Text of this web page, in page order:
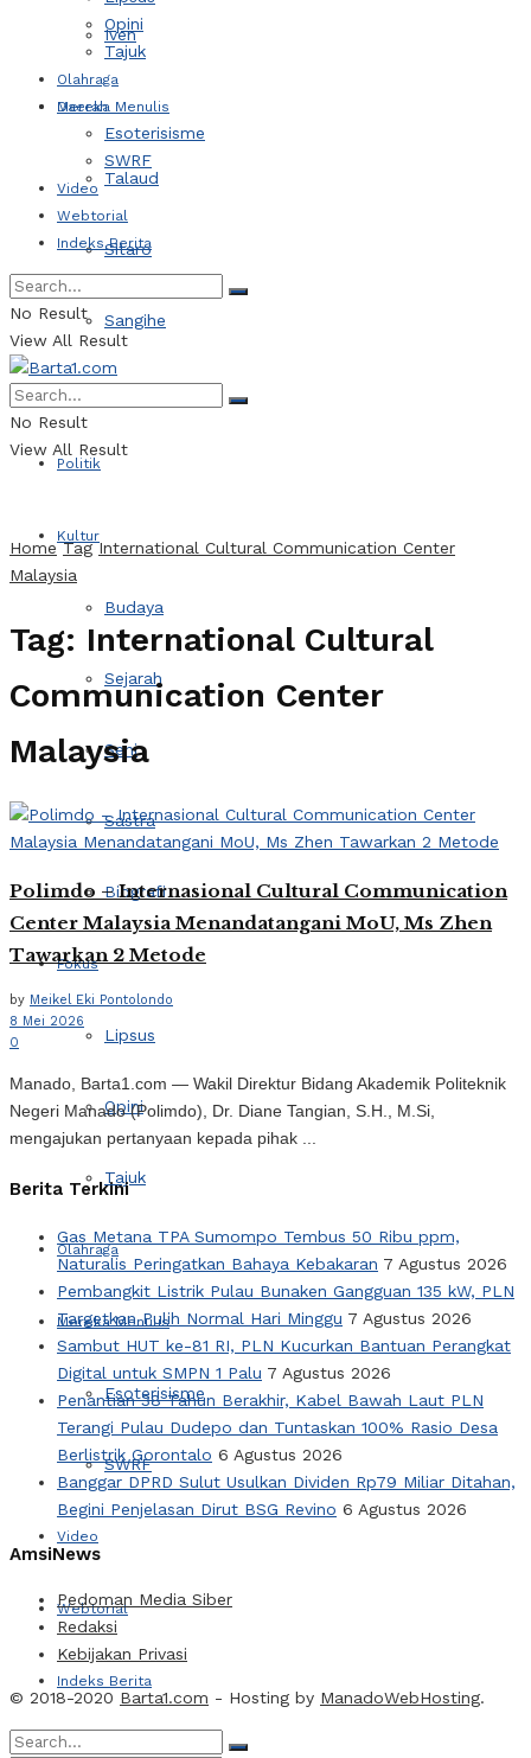
Iven
Daerah
Talaud
Sitaro
Sangihe
Politik
Kultur
Budaya
Sejarah
Seni
Sastra
Biografi
Fokus
Lipsus
Opini
Tajuk
Olahraga
Mereka Menulis
Esoterisisme
SWRF
Video
Webtorial
Indeks Berita
Opini
Tajuk
Olahraga
Mereka Menulis
Esoterisisme
SWRF
Video
Webtorial
Indeks Berita
No Result
View All Result
No Result
View All Result
Home Tag International Cultural Communication Center
Malaysia
Tag: International Cultural
Communication Center
Malaysia
Polimdo – Internasional Cultural Communication
Center Malaysia Menandatangani MoU, Ms Zhen
Tawarkan 2 Metode
by Meikel Eki Pontolondo
8 Mei 2026
0
Manado, Barta1.com — Wakil Direktur Bidang Akademik Politeknik
Negeri Manado (Polimdo), Dr. Diane Tangian, S.H., M.Si,
mengajukan pertanyaan kepada pihak ...
Berita Terkini
Gas Metana TPA Sumompo Tembus 50 Ribu ppm,
Naturalis Peringatkan Bahaya Kebakaran 7 Agustus 2026
Pembangkit Listrik Pulau Bunaken Gangguan 135 kW, PLN
Targetkan Pulih Normal Hari Minggu 7 Agustus 2026
Sambut HUT ke-81 RI, PLN Kucurkan Bantuan Perangkat
Digital untuk SMPN 1 Palu 7 Agustus 2026
Penantian 38 Tahun Berakhir, Kabel Bawah Laut PLN
Terangi Pulau Dudepo dan Tuntaskan 100% Rasio Desa
Berlistrik Gorontalo 6 Agustus 2026
Banggar DPRD Sulut Usulkan Dividen Rp79 Miliar Ditahan,
Begini Penjelasan Dirut BSG Revino 6 Agustus 2026
AmsiNews
Pedoman Media Siber
Redaksi
Kebijakan Privasi
© 2018-2020 Barta1.com - Hosting by ManadoWebHosting.